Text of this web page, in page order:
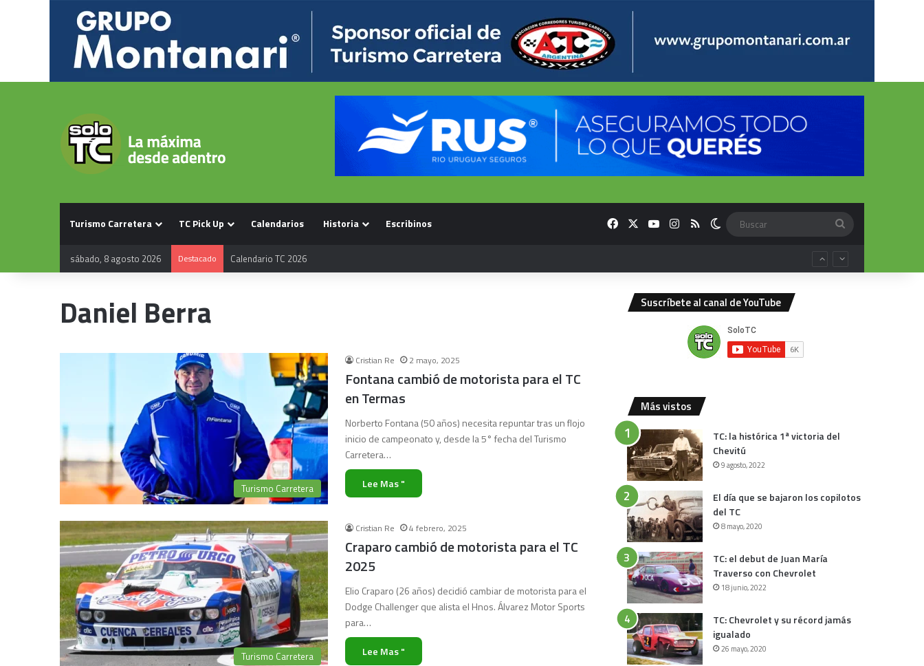
Turismo Carretera TC Pick Up Calendarios Historia Escribinos FacebookYouTubeInstagram
RSS Switch skin
sábado, 8 agosto 2026 Destacado Calendario TC 2026
Daniel Berra
Turismo Carretera
Cristian Re 2 mayo, 2025
Fontana cambió de motorista para el TC
en Termas
Norberto Fontana (50 años) necesita repuntar tras un flojo
inicio de campeonato y, desde la 5° fecha del Turismo
Carretera…
Lee Mas "
Turismo Carretera
Cristian Re 4 febrero, 2025
Craparo cambió de motorista para el TC
2025
Elio Craparo (26 años) decidió cambiar de motorista para el
Dodge Challenger que alista el Hnos. Álvarez Motor Sports
para…
Lee Mas "
Suscríbete al canal de YouTube
Más vistos
TC: la histórica 1ª victoria del
Chevitú
9 agosto, 2022
El día que se bajaron los copilotos
del TC
8 mayo, 2020
TC: el debut de Juan María
Traverso con Chevrolet
18 junio, 2022
TC: Chevrolet y su récord jamás
igualado
26 mayo, 2020